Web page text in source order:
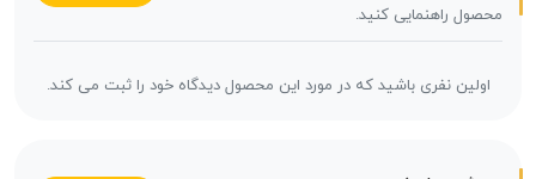
محصول راهنمایی کنید.
اولین نفری باشید که در مورد این محصول دیدگاه خود را ثبت می کند.